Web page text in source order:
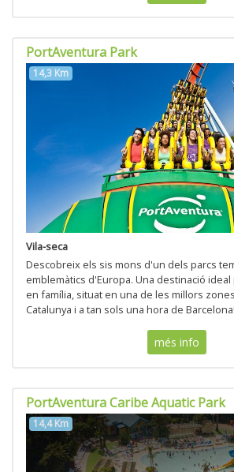
PortAventura Park
14,3 Km
Vila-seca
Descobreix els sis mons d'un dels parcs
emblemàtics d'Europa. Una destinació
en família, situat en una de les millors
Catalunya i a tan sols una hora de Barcelona!
més info
PortAventura Caribe Aquatic Park
14,4 Km